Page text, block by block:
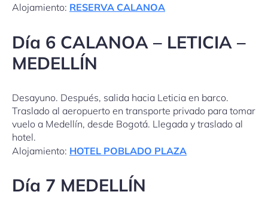
Alojamiento: RESERVA CALANOA
Día 6 CALANOA – LETICIA –
MEDELLÍN
Desayuno. Después, salida hacia Leticia en barco.
Traslado al aeropuerto en transporte privado para tomar
vuelo a Medellín, desde Bogotá. Llegada y traslado al
hotel.
Alojamiento: HOTEL POBLADO PLAZA
Día 7 MEDELLÍN